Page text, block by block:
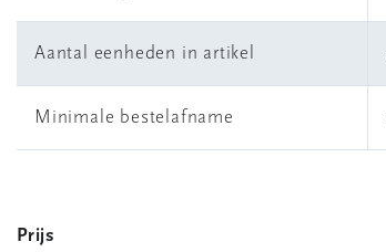
Aantal eenheden in artikel
Minimale bestelafname
Prijs